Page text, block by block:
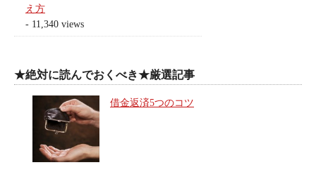
え方
- 11,340 views
★絶対に読んでおくべき★厳選記事
借金返済5つのコツ